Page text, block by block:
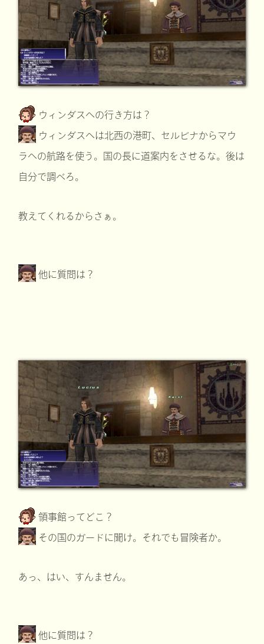
ウィンダスへの行き方は？
ウィンダスへは北西の港町、セルビナからマウ
ラへの航路を使う。国の長に道案内をさせるな。後は
自分で調べろ。
教えてくれるからさぁ。
他に質問は？
領事館ってどこ？
その国のガードに聞け。それでも冒険者か。
あっ、はい、すんません。
他に質問は？